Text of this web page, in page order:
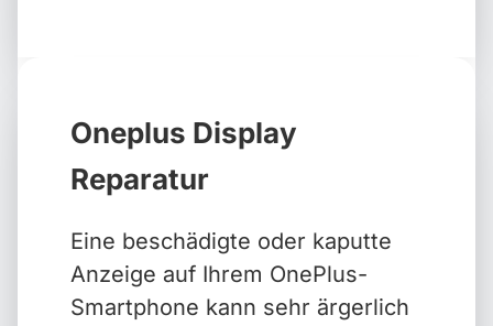
Oneplus Display
Reparatur
Eine beschädigte oder kaputte
Anzeige auf Ihrem OnePlus-
Smartphone kann sehr ärgerlich